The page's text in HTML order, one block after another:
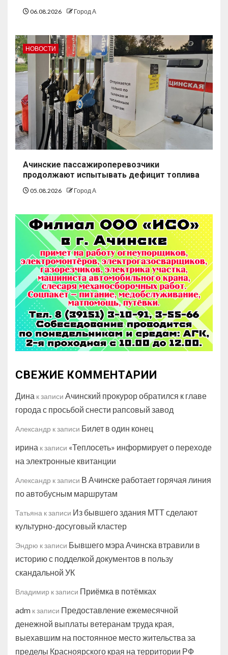
06.08.2026 Город А
НОВОСТИ
Ачинские пассажироперевозчики
продолжают испытывать дефицит топлива
05.08.2026 Город А
СВЕЖИЕ КОММЕНТАРИИ
Дина к записи Ачинский прокурор обратился к главе
города с просьбой снести рапсовый завод
Александр к записи Билет в один конец
ирина к записи «Теплосеть» информирует о переходе
на электронные квитанции
Александр к записи В Ачинске работает горячая линия
по автобусным маршрутам
Татьяна к записи Из бывшего здания МТТ сделают
культурно-досуговый кластер
Эндрю к записи Бывшего мэра Ачинска втравили в
историю с подделкой документов в пользу
скандальной УК
Владимир к записи Приёмка в потёмках
adm к записи Предоставление ежемесячной
денежной выплаты ветеранам труда края,
выехавшим на постоянное место жительства за
пределы Красноярского края на территории РФ